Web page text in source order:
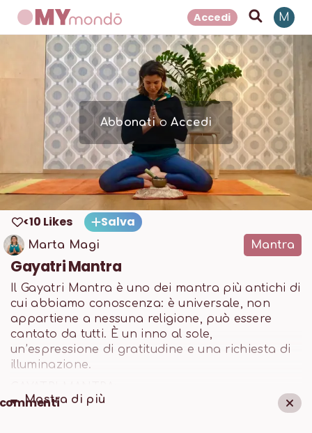
Accedi M
AbbonatioAccedi
<10 Likes Salva
Marta Magi Mantra
Gayatri Mantra
Il Gayatri Mantra è uno dei mantra più antichi di
cui abbiamo conoscenza: è universale, non
appartiene a nessuna religione, può essere
cantato da tutti. È un inno al sole,
un’espressione di gratitudine e una richiesta di
illuminazione.
Om bhur bhuvah svah tat savitur varenyam
Mostra di più